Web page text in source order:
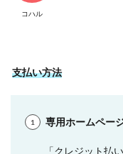
コハル
支払い方法
専用ホームペー
「クレジット払